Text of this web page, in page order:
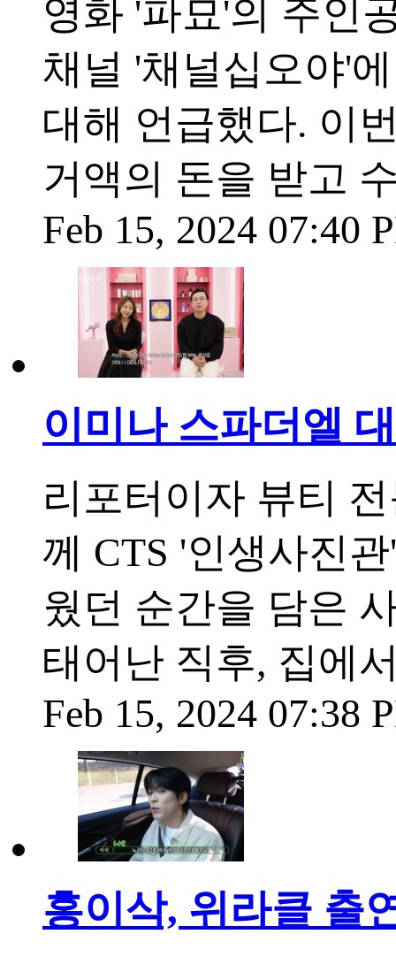
영화 '파묘'의 주인
채널 '채널십오야'
대해 언급했다. 이
거액의 돈을 받고
Feb 15, 2024 07:40
이미나 스파더엘
리포터이자 뷰티
께 CTS '인생사진
웠던 순간을 담은
태어난 직후, 집에
Feb 15, 2024 07:38
홍이삭, 위라클 출